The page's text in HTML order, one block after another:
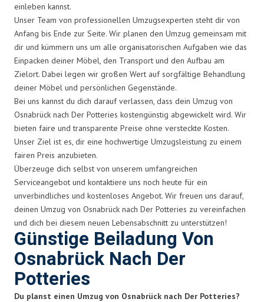
einleben kannst.
Unser Team von professionellen Umzugsexperten steht dir von
Anfang bis Ende zur Seite. Wir planen den Umzug gemeinsam mit
dir und kümmern uns um alle organisatorischen Aufgaben wie das
Einpacken deiner Möbel, den Transport und den Aufbau am
Zielort. Dabei legen wir großen Wert auf sorgfältige Behandlung
deiner Möbel und persönlichen Gegenstände.
Bei uns kannst du dich darauf verlassen, dass dein Umzug von
Osnabrück nach Der Potteries kostengünstig abgewickelt wird. Wir
bieten faire und transparente Preise ohne versteckte Kosten.
Unser Ziel ist es, dir eine hochwertige Umzugsleistung zu einem
fairen Preis anzubieten.
Überzeuge dich selbst von unserem umfangreichen
Serviceangebot und kontaktiere uns noch heute für ein
unverbindliches und kostenloses Angebot. Wir freuen uns darauf,
deinen Umzug von Osnabrück nach Der Potteries zu vereinfachen
und dich bei diesem neuen Lebensabschnitt zu unterstützen!
Günstige Beiladung Von
Osnabrück Nach Der
Potteries
Du planst einen Umzug von Osnabrück nach Der Potteries?